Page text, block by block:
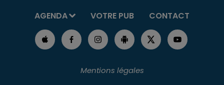
AGENDA
VOTRE PUB CONTACT
Mentions légales